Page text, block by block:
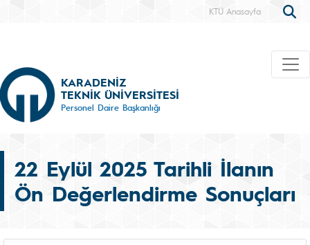
KTÜ Anasayfa
KARADENİZ
TEKNİK ÜNİVERSİTESİ
Personel Daire Başkanlığı
22 Eylül 2025 Tarihli İlanın
Ön Değerlendirme Sonuçları